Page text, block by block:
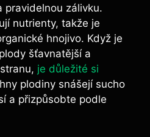
pravidelnou zálivku.
nutrienty, takže je
hnojivo. Když je
šťavnatější a
je důležité si
plodiny snášejí sucho
a přizpůsobte podle